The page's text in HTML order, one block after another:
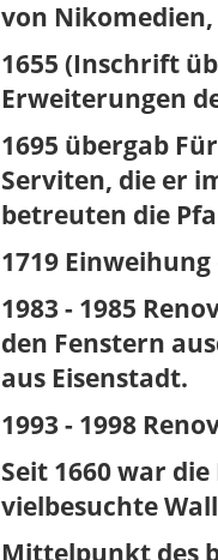
von Nikomedien,
1655 (Inschrift
Erweiterungen
1695 übergab
Serviten, die er
betreuten die
1719
1983 - 1985
den Fenstern
aus Eisenstadt.
1993 - 1998
Seit 1660 war
vielbesuchte
Mittelpunkt des